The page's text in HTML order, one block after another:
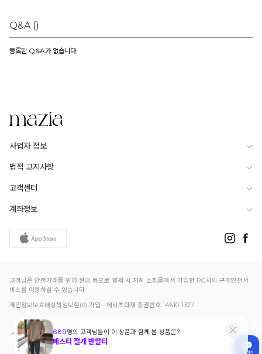
Q&A ()
등록된 Q&A가 없습니다.
사업자 정보
법적 고지사항
고객센터
계좌정보
고객님은 안전거래를 위해 현금 등으로 결제 시 저희 쇼핑몰에서 가입한 PG사의 구매안전서
비스를 이용하실 수 있습니다.
개인정보보호배상책임보험(Ⅱ) 가입 - 메리츠화재 증권번호 14610-1327